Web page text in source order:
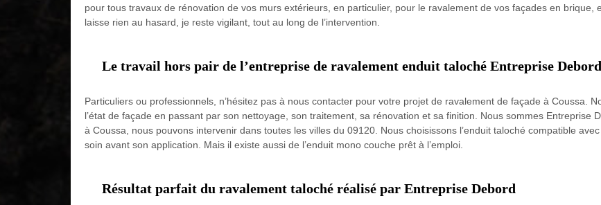
pour tous travaux de rénovation de vos murs extérieurs, en particulier, pour le ravalement de vos façades en
laisse rien au hasard, je reste vigilant, tout au long de l’intervention.
Le travail hors pair de l’entreprise de ravalement enduit taloché Entreprise Debord
Particuliers ou professionnels, n’hésitez pas à nous contacter pour votre projet de ravalement de façade à Coussa.
l’état de façade en passant par son nettoyage, son traitement, sa rénovation et sa finition. Nous sommes Entreprise
à Coussa, nous pouvons intervenir dans toutes les villes du 09120. Nous choisissons l’enduit taloché compatible
soin avant son application. Mais il existe aussi de l’enduit mono couche prêt à l’emploi.
Résultat parfait du ravalement taloché réalisé par Entreprise Debord